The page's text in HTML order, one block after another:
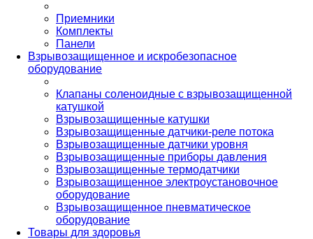
Приемники
Комплекты
Панели
Взрывозащищенное и искробезопасное
оборудование
Клапаны соленоидные с взрывозащищенной
катушкой
Взрывозащищенные катушки
Взрывозащищенные датчики-реле потока
Взрывозащищенные датчики уровня
Взрывозащищенные приборы давления
Взрывозащищенные термодатчики
Взрывозащищенное электроустановочное
оборудование
Взрывозащищенное пневматическое
оборудование
Товары для здоровья